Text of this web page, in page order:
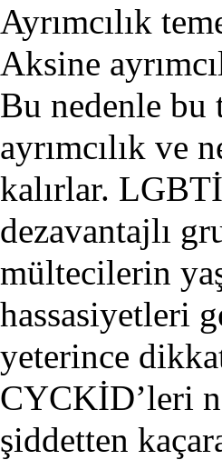
Ayrımcılık
Aksine
Bu nedenle
ayrımcılık ve
kalırlar.
dezavantajlı
mültecilerin
hassasiyetleri
yeterince
CYCKİD’leri
şiddetten